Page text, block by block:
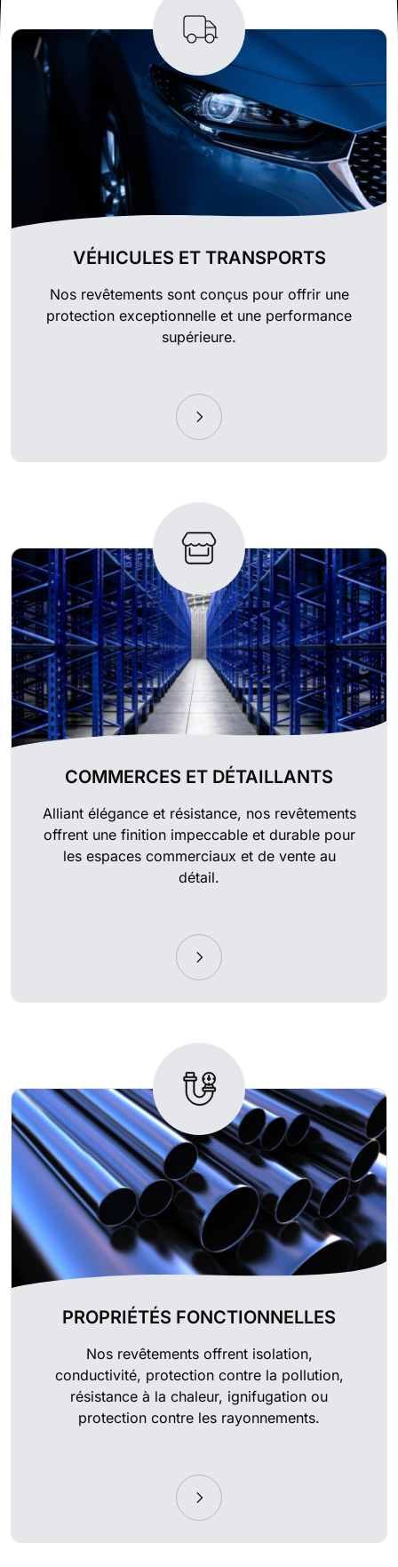
VÉHICULES ET TRANSPORTS
Nos revêtements sont conçus pour offrir une
protection exceptionnelle et une performance
supérieure.
COMMERCES ET DÉTAILLANTS
Alliant élégance et résistance, nos revêtements
offrent une finition impeccable et durable pour
les espaces commerciaux et de vente au
détail.
PROPRIÉTÉS FONCTIONNELLES
Nos revêtements offrent isolation,
conductivité, protection contre la pollution,
résistance à la chaleur, ignifugation ou
protection contre les rayonnements.